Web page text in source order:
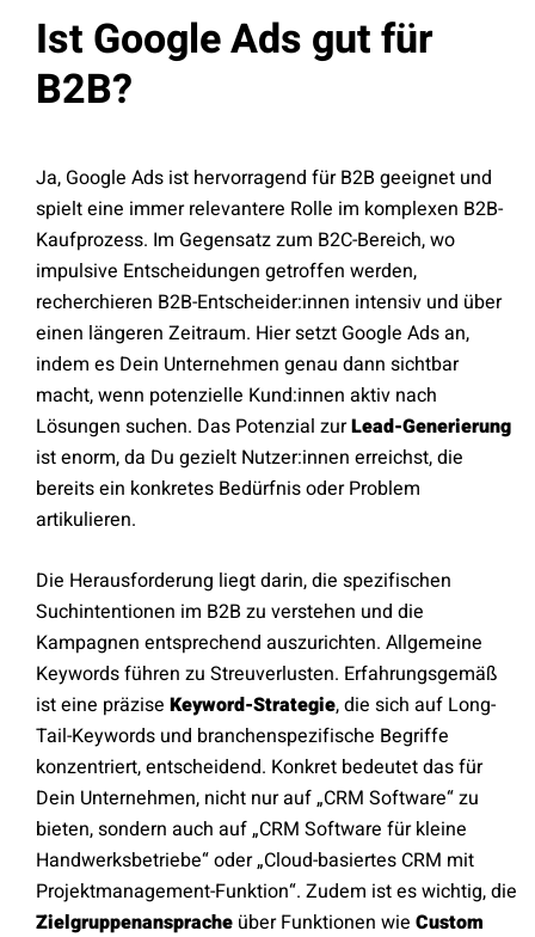
Ist Google Ads gut für
B2B?
Ja, Google Ads ist hervorragend für B2B geeignet und
spielt eine immer relevantere Rolle im komplexen B2B-
Kaufprozess. Im Gegensatz zum B2C-Bereich, wo
impulsive Entscheidungen getroffen werden,
recherchieren B2B-Entscheider:innen intensiv und über
einen längeren Zeitraum. Hier setzt Google Ads an,
indem es Dein Unternehmen genau dann sichtbar
macht, wenn potenzielle Kund:innen aktiv nach
Lösungen suchen. Das Potenzial zurLead-Generierung
ist enorm, da Du gezielt Nutzer:innen erreichst, die
bereits ein konkretes Bedürfnis oder Problem
artikulieren.
Die Herausforderung liegt darin, die spezifischen
Suchintentionen im B2B zu verstehen und die
Kampagnen entsprechend auszurichten. Allgemeine
Keywords führen zu Streuverlusten. Erfahrungsgemäß
ist eine präzise Keyword-Strategie, die sich auf Long-
Tail-Keywords und branchenspezifische Begriffe
konzentriert, entscheidend. Konkret bedeutet das für
Dein Unternehmen, nicht nur auf „CRM Software“ zu
bieten, sondern auch auf „CRM Software für kleine
Handwerksbetriebe“ oder „Cloud-basiertes CRM mit
Projektmanagement-Funktion“. Zudem ist es wichtig, die
Zielgruppenansprache über Funktionen wie Custom